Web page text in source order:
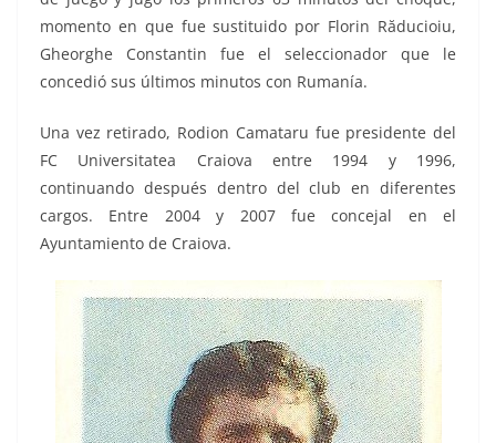
momento en que fue sustituido por Florin Răducioiu,
Gheorghe Constantin fue el seleccionador que le
concedió sus últimos minutos con Rumanía.
Una vez retirado, Rodion Camataru fue presidente del
FC Universitatea Craiova entre 1994 y 1996,
continuando después dentro del club en diferentes
cargos. Entre 2004 y 2007 fue concejal en el
Ayuntamiento de Craiova.